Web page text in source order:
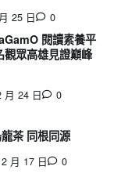
25 日 0
閱讀素養平
觀眾高雄見證巔峰
月 24 日 0
茶 同根同源
月 17 日 0